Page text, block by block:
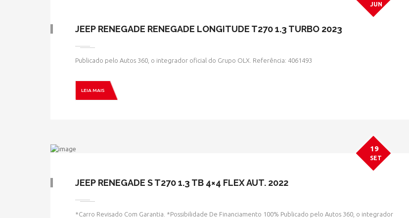
JEEP RENEGADE RENEGADE LONGITUDE T270 1.3 TURBO 2023
JUN
Publicado pelo Autos 360, o integrador oficial do Grupo OLX. Referência: 4061493
LEIA MAIS
JEEP RENEGADE S T270 1.3 TB 4×4 FLEX AUT. 2022
19
SET
*Carro Revisado Com Garantia. *Possibilidade De Financiamento 100% Publicado pelo Autos 360, o integrador